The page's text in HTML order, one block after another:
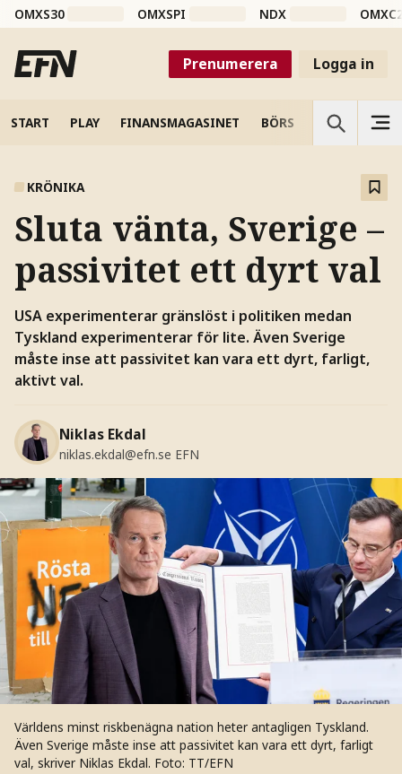
OMXS30 OMXSPI NDX
Prenumerera Logga in
START PLAY FINANSMAGASINET BÖRS VETENSKAP
KRÖNIKA
Sluta vänta, Sverige –
passivitet ett dyrt val
USA experimenterar gränslöst i politiken medan
Tyskland experimenterar för lite. Även Sverige
måste inse att passivitet kan vara ett dyrt, farligt,
aktivt val.
Niklas Ekdal
niklas.ekdal@efn.se EFN
Världens minst riskbenägna nation heter antagligen Tyskland.
Även Sverige måste inse att passivitet kan vara ett dyrt, farligt
val, skriver Niklas Ekdal. Foto: TT/EFN